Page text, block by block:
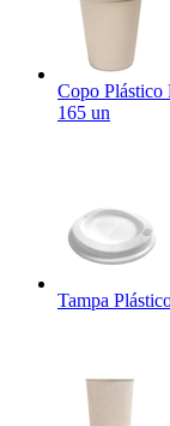
Copo Plástico
165 un
Tampa